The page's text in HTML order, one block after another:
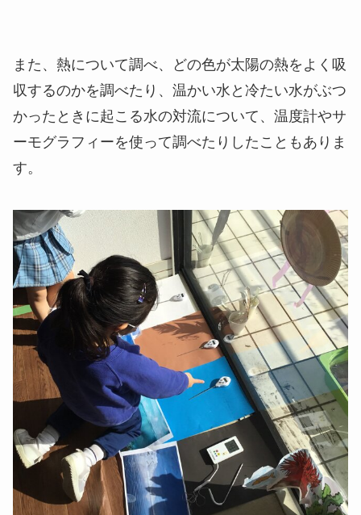
また、熱について調べ、どの色が太陽の熱をよく吸
収するのかを調べたり、温かい水と冷たい水がぶつ
かったときに起こる水の対流について、温度計やサ
ーモグラフィーを使って調べたりしたこともありま
す。